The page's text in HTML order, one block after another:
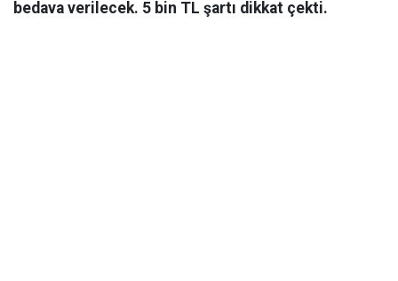
bedava verilecek. 5 bin TL şartı dikkat çekti.